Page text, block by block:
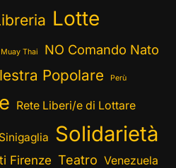
Lotte
Muay Thai NO Comando Nato
Popolare Perù
Rete Liberi/e di Lottare
Sinigaglia Solidarietà
Firenze Teatro Venezuela